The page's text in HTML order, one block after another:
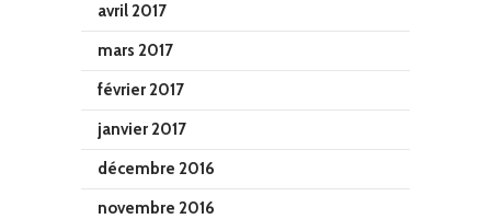
avril 2017
mars 2017
février 2017
janvier 2017
décembre 2016
novembre 2016